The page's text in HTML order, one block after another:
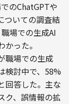
のChatGPTや
ついての調査結
場での生成AI
った。
職場での生成
検討中で、58%
回答した。主な
ク、誤情報の拡